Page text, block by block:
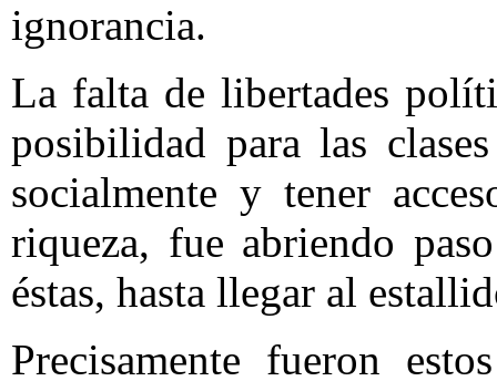
ignorancia.
La falta de libertades
posibilidad para las
socialmente y tener
riqueza, fue abriendo
éstas, hasta llegar al
Precisamente fueron